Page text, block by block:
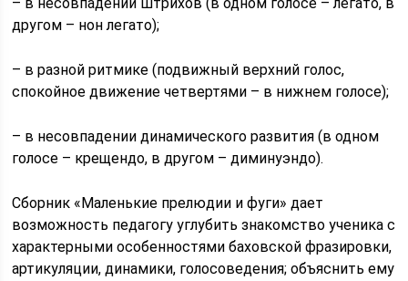
другом – нон легато);
– в разной ритмике (подвижный верхний голос,
спокойное движение четвертями – в нижнем голосе);
– в несовпадении динамического развития (в одном
голосе – крещендо, в другом – диминуэндо).
Сборник «Маленькие прелюдии и фуги» дает
возможность педагогу углубить знакомство ученика с
характерными особенностями баховской фразировки,
артикуляции, динамики, голосоведения; объяснить ему